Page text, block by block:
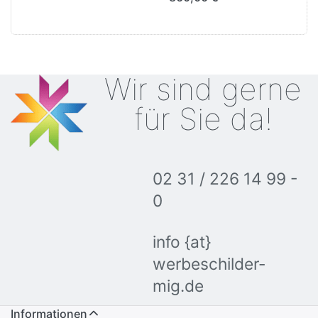
Wir sind gerne
für Sie da!
02 31 / 226 14 99 -
0
info {at}
werbeschilder-
mig.de
Informationen